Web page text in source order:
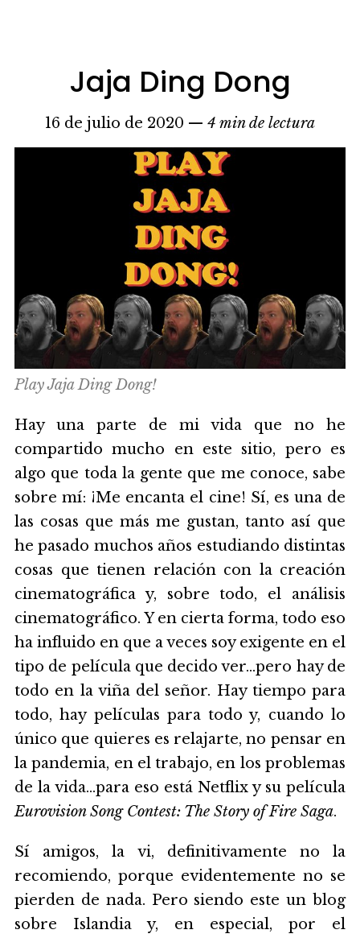
Jaja Ding Dong
16 de julio de 2020 — 4 min de lectura
Play Jaja Ding Dong!
Hay una parte de mi vida que no he
compartido mucho en este sitio, pero es
algo que toda la gente que me conoce, sabe
sobre mí: ¡Me encanta el cine! Sí, es una de
las cosas que más me gustan, tanto así que
he pasado muchos años estudiando distintas
cosas que tienen relación con la creación
cinematográfica y, sobre todo, el análisis
cinematográfico. Y en cierta forma, todo eso
ha influido en que a veces soy exigente en el
tipo de película que decido ver...pero hay de
todo en la viña del señor. Hay tiempo para
todo, hay películas para todo y, cuando lo
único que quieres es relajarte, no pensar en
la pandemia, en el trabajo, en los problemas
de la vida...para eso está Netflix y su película
Eurovision Song Contest: The Story of Fire Saga.
Sí amigos, la vi, definitivamente no la
recomiendo, porque evidentemente no se
pierden de nada. Pero siendo este un blog
sobre Islandia y, en especial, por el